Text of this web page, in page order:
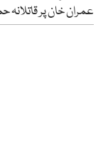
عمران خان پر قاتلانہ